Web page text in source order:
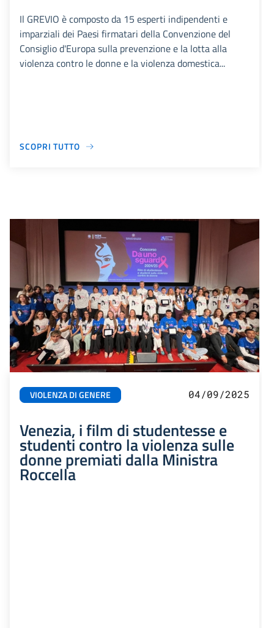
Il GREVIO è composto da 15 esperti indipendenti e
imparziali dei Paesi firmatari della Convenzione del
Consiglio d'Europa sulla prevenzione e la lotta alla
violenza contro le donne e la violenza domestica...
SCOPRI TUTTO
VIOLENZA DI GENERE 04/09/2025
Venezia, i film di studentesse e
studenti contro la violenza sulle
donne premiati dalla Ministra
Roccella